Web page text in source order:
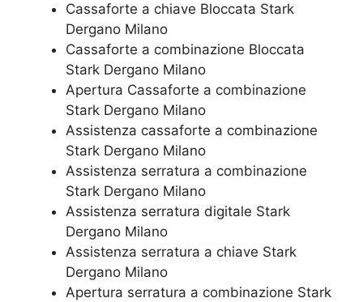
Cassaforte a chiave Bloccata Stark
Dergano Milano
Cassaforte a combinazione Bloccata
Stark Dergano Milano
​Apertura Cassaforte a combinazione
Stark Dergano Milano
Assistenza cassaforte a combinazione
Stark Dergano Milano
​Assistenza serratura​ ​a combinazione
Stark Dergano Milano
Assistenza serratura ​digitale Stark
Dergano Milano
Assistenza serratura ​a chiave Stark
Dergano Milano
​Apertura serratura​ ​a combinazione Stark